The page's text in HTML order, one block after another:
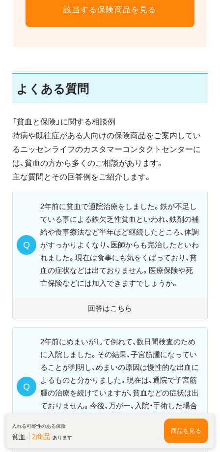
該当する保険商品を見る
よくある質問
「貧血と保険」に関する相談例
持病や既往症がある人向けの保険商品をご案内してい
るニッセンライフのカスタマーコンタクトセンターに
は、貧血の方から多くのご相談があります。
主な質問とその回答例をご紹介します。
2年前に貧血で通院治療をしました。鉄が不足し
ている事による鉄欠乏性貧血といわれ、鉄剤の補
給や食事療法など半年ほど継続したところ、体調
がすっかりよくなり、医師からも完治したといわ
れました。現在は食事にも気をくばっており、貧
血の症状などは出ておりません。医療保険や死
亡保険などには加入できますでしょうか。
回答はこちら
2年前にめまいがして倒れて、数日間検査のため
に入院しました。その結果、子宮筋腫になってい
ることが判明し、めまいの原因は慢性的な出血に
よるものと分かりました。現在は、通院で子宮筋
腫の治療を続けていますが、貧血などの症状は出
ておりません。今後、万が一、入院・手術した場合
にそなえて医療保険に加入したいと思っていま
す。
入れる可能性のある保険
貧血 2商品 あります
商品を見る